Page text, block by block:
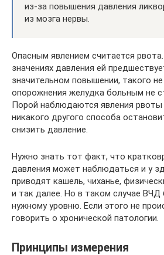
из-за повышения давления
из мозга нервы.
Опасным явлением считается
значениях давления ей
значительном повышении, такого
опорожнения желудка больным не
Порой наблюдаются явления
никакого другого способа
снизить давление.
Нужно знать тот факт, что
давления может наблюдаться и у
приводят кашель, чиханье,
и так далее. Но в таком случае ВЧД
нужному уровню. Если этого не
говорить о хронической патологии.
Принципы измерения